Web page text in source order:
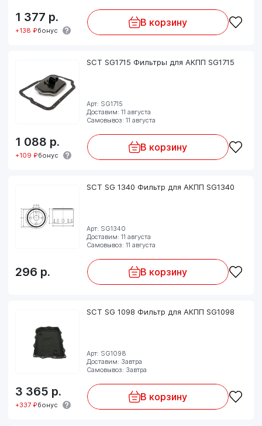
1 377 р.
+138 ₽бонус
В корзину
SCT SG1715 Фильтры для АКПП SG1715
Арт: SG1715
Доставим: 11 августа
Самовывоз: 11 августа
1 088 р.
+109 ₽бонус
В корзину
SCT SG 1340 Фильтр для АКПП SG1340
Арт: SG1340
Доставим: 11 августа
Самовывоз: 11 августа
296 р. В корзину
SCT SG 1098 Фильтр для АКПП SG1098
Арт: SG1098
Доставим: Завтра
Самовывоз: Завтра
3 365 р.
+337 ₽бонус
В корзину